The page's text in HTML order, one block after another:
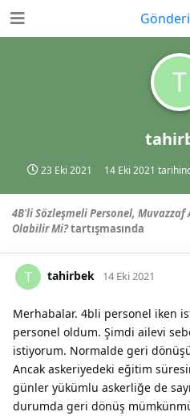
T
23 Eki 2021 14 Eki 2021
4B'li Sözleşmeli Personel, Muvazzaf
Olabilir Mi?tartışmasında
T tahirbek 14 Eki 2021
Merhabalar. 4bli personel iken
personel oldum. Şimdi ailevi
istiyorum. Normalde geri
Ancak askeriyedeki eğitim
günler yükümlu askerliğe de
durumda geri dönüş